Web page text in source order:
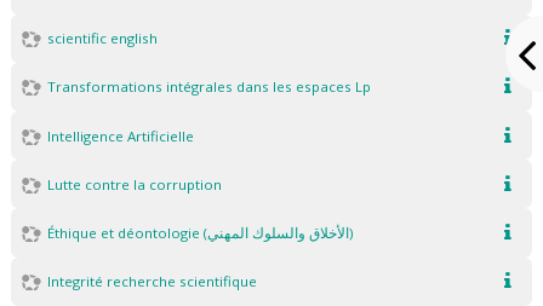
scientific english
Transformations intégrales dans les espaces Lp
Intelligence Artificielle
Lutte contre la corruption
Éthique et déontologie (الأخلاق والسلوك المهني)
Integrité recherche scientifique